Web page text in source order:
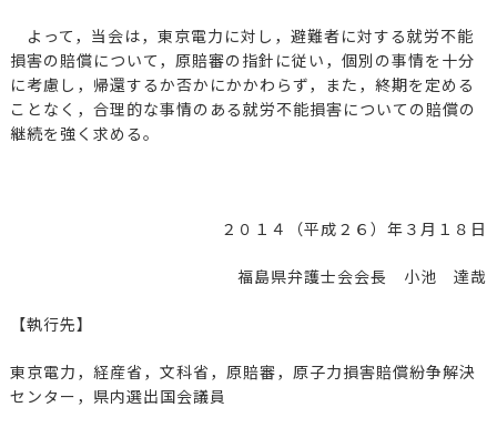
よって，当会は，東京電力に対し，避難者に対する就労不能
損害の賠償について，原賠審の指針に従い，個別の事情を十分
に考慮し，帰還するか否かにかかわらず，また，終期を定める
ことなく，合理的な事情のある就労不能損害についての賠償の
継続を強く求める。
２０１４（平成２６）年３月１８日
福島県弁護士会会長 小池 達哉
【執行先】
東京電力，経産省，文科省，原賠審，原子力損害賠償紛争解決
センター，県内選出国会議員